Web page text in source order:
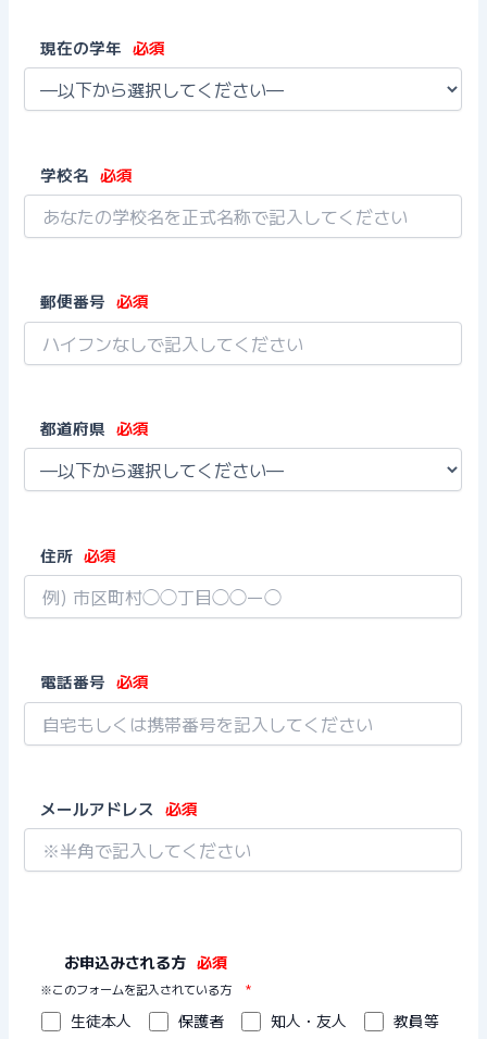
現在の学年 必須
学校名 必須
郵便番号 必須
都道府県 必須
住所 必須
電話番号 必須
メールアドレス 必須
お申込みされる方 必須
※このフォームを記入されている方 *
生徒本人 保護者 知人・友人 教員等